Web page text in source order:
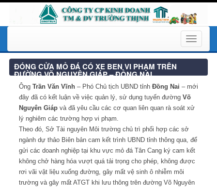
Toggle
ĐÓNG CỬA MỎ ĐÁ CÓ XE BEN VI PHẠM TRÊN
ĐƯỜNG VÕ NGUYÊN GIÁP – ĐỒNG NAI
Ông Trần Văn Vĩnh – Phó Chủ tịch UBND tỉnh Đồng Nai – mới
đây đã có kết luận về việc quản lý, sử dụng tuyến đường Võ
Nguyên Giáp và đã yêu cầu các cơ quan liên quan rà soát xử
lý nghiêm các trường hợp vi phạm.
Theo đó, Sở Tài nguyên Môi trường chủ trì phối hợp các sở
ngành dự thảo Biên bản cam kết trình UBND tỉnh thông qua, để
gửi các doanh nghiệp tại khu vực mỏ đá Tân Cang ký cam kết
không chở hàng hóa vượt quá tải trọng cho phép, không được
rơi vãi vật liệu xuống đường, gây mất vệ sinh ô nhiễm môi
trường và gây mất ATGT khi lưu thông trên đường Võ Nguyên